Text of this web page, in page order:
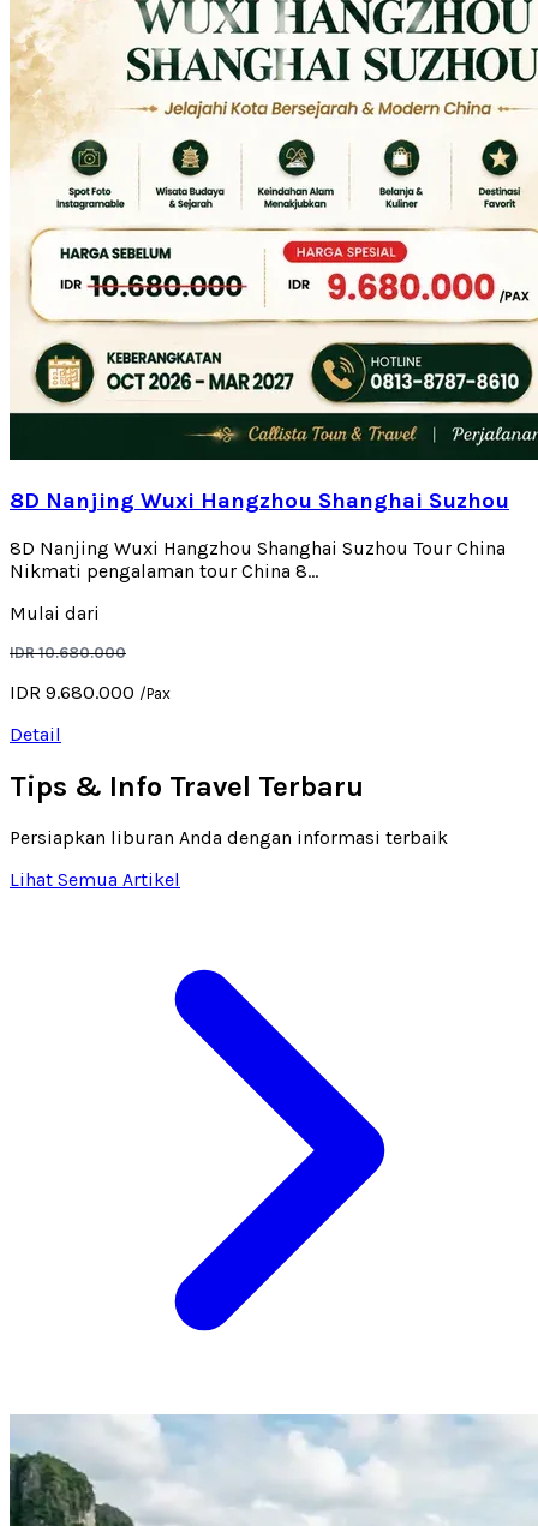
8D Nanjing Wuxi Hangzhou Shanghai Suzhou
8D Nanjing Wuxi Hangzhou Shanghai Suzhou Tour China
Nikmati pengalaman tour China 8...
Mulai dari
IDR 10.680.000
IDR 9.680.000 /Pax
Detail
Tips & Info Travel Terbaru
Persiapkan liburan Anda dengan informasi terbaik
Lihat Semua Artikel